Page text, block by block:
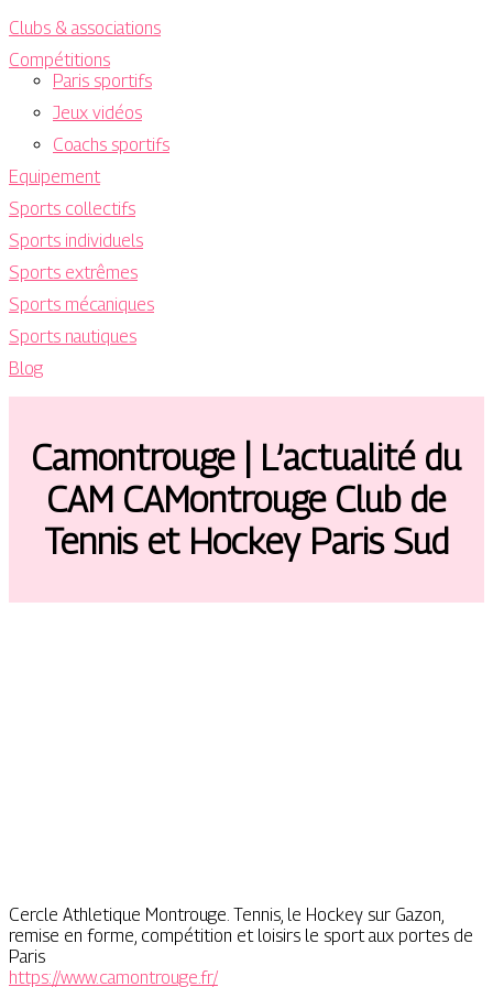
Clubs & associations
Compétitions
Paris sportifs
Jeux vidéos
Coachs sportifs
Equipement
Sports collectifs
Sports individuels
Sports extrêmes
Sports mécaniques
Sports nautiques
Blog
Camontrouge | L’actualité du
CAM CAMontrouge Club de
Tennis et Hockey Paris Sud
Cercle Athletique Montrouge. Tennis, le Hockey sur Gazon,
remise en forme, compétition et loisirs le sport aux portes de
Paris
https://www.camontrouge.fr/